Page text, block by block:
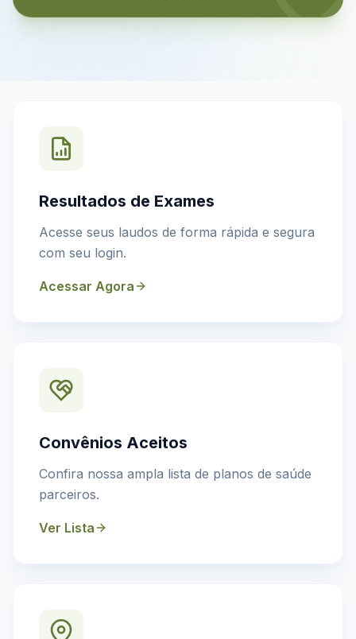
Resultados de Exames
Acesse seus laudos de forma rápida e segura
com seu login.
Acessar Agora
Convênios Aceitos
Confira nossa ampla lista de planos de saúde
parceiros.
Ver Lista